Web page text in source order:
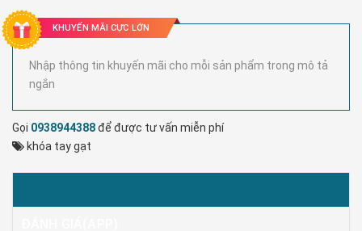
KHUYẾN MÃI CỰC LỚN
Nhập thông tin khuyến mãi cho mỗi sản phẩm trong mô tả
ngắn
Gọi 0938944388để được tư vấn miễn phí
khóa tay gạt